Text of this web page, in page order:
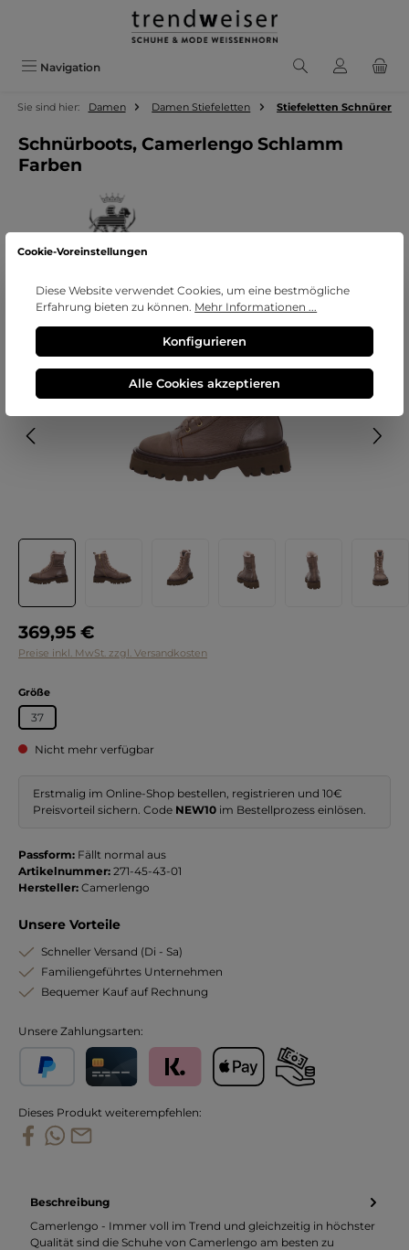
Zum Hauptinhalt springen
Navigation
Sie sind hier: Damen Damen Stiefeletten Stiefeletten Schnürer
Schnürboots, Camerlengo Schlamm
Farben
Regulärer Preis:
369,95 €
Preise inkl. MwSt. zzgl. Versandkosten
Größeauswählen
37
Nicht mehr verfügbar
Erstmalig im Online-Shop bestellen, registrieren und 10€
Preisvorteil sichern. Code NEW10 im Bestellprozess einlösen.
Passform: Fällt normal aus
Artikelnummer: 271-45-43-01
Hersteller: Camerlengo
Unsere Vorteile
Schneller Versand (Di - Sa)
Familiengeführtes Unternehmen
Bequemer Kauf auf Rechnung
Unsere Zahlungsarten:
Dieses Produkt weiterempfehlen:
Beschreibung
Camerlengo - Immer voll im Trend und gleichzeitig in höchster
Qualität sind die Schuhe von Camerlengo am besten zu
Cookie-Voreinstellungen
Diese Website verwendet Cookies, um eine bestmögliche
Erfahrung bieten zu können. Mehr Informationen ...
Konfigurieren
Alle Cookies akzeptieren